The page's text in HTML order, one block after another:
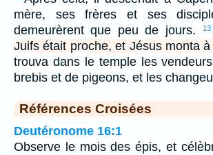
mère, ses frères et ses
demeurèrent que peu de jours.
13
Juifs était proche, et Jésus monta
trouva dans le temple les
brebis et de pigeons, et les
Références Croisées
Deutéronome 16:1
Observe le mois des épis, et